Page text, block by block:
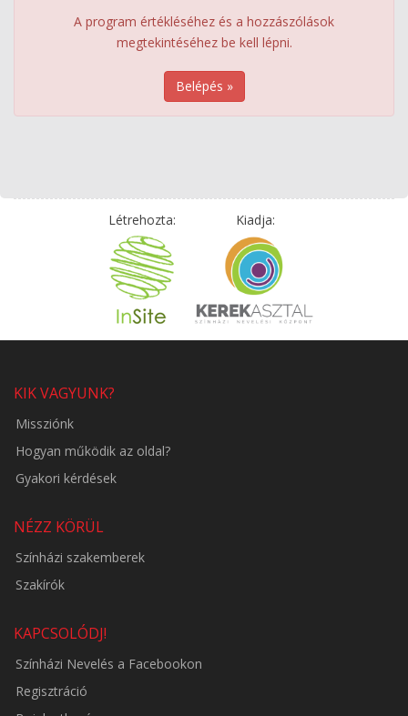
A program értékléséhez és a hozzászólások
megtekintéséhez be kell lépni.
Belépés »
Létrehozta: Kiadja:
KIK VAGYUNK?
Missziónk
Hogyan működik az oldal?
Gyakori kérdések
NÉZZ KÖRÜL
Színházi szakemberek
Szakírók
KAPCSOLÓDJ!
Színházi Nevelés a Facebookon
Regisztráció